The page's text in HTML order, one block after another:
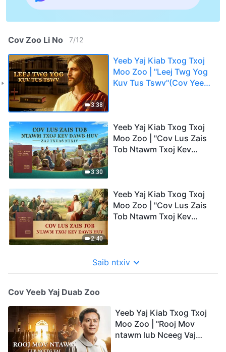
Cov Zoo Li No 7/12
3:38
Yeeb Yaj Kiab Txog Txoj
Moo Zoo | "Leej Twg Yog
Kuv Tus Tswv"(Cov Yeeb
3:30
Yeeb Yaj Kiab Txog Txoj
Moo Zoo | "Cov Lus Zais
Tob Ntawm Txoj Kev
2:40
Yeeb Yaj Kiab Txog Txoj
Moo Zoo | "Cov Lus Zais
Tob Ntawm Txoj Kev
Saib ntxiv
Cov Yeeb Yaj Duab Zoo
Yeeb Yaj Kiab Txog Txoj
Moo Zoo | "Rooj Mov
ntawm lub Nceeg Vaj